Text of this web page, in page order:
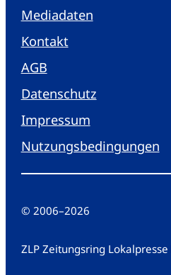
Mediadaten
Kontakt
AGB
Datenschutz
Impressum
Nutzungsbedingungen
© 2006–2026
ZLP Zeitungsring